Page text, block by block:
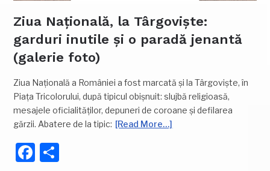
Ziua Națională, la Târgoviște:
garduri inutile și o paradă jenantă
(galerie foto)
Ziua Națională a României a fost marcată și la Târgoviște, în
Piața Tricolorului, după tipicul obișnuit: slujbă religioasă,
mesajele oficialităților, depuneri de coroane și defilarea
gărzii. Abatere de la tipic: [Read More…]
Facebook